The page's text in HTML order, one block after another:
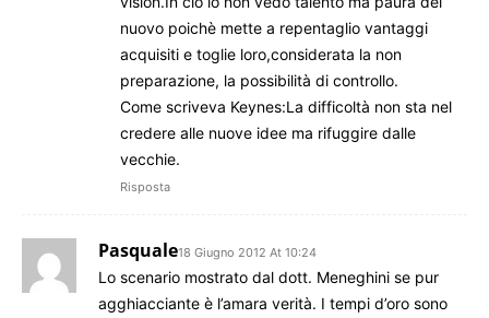
nuovo poichè mette a repentaglio vantaggi
acquisiti e toglie loro,considerata la non
preparazione, la possibilità di controllo.
Come scriveva Keynes:La difficoltà non sta nel
credere alle nuove idee ma rifuggire dalle
vecchie.
Risposta
Pasquale18 Giugno 2012 At 10:24
Lo scenario mostrato dal dott. Meneghini se pur
agghiacciante è l’amara verità. I tempi d’oro sono